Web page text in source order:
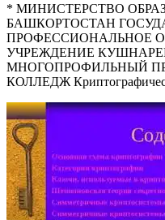
* МИНИСТЕРСТВО
БАШКОРТОСТАН
ПРОФЕССИОНАЛЬНОЕ
УЧРЕЖДЕНИЕ
МНОГОПРОФИЛЬНЫЙ
КОЛЛЕДЖ